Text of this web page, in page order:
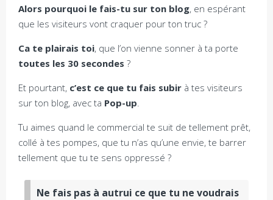
Alors pourquoi le fais-tu sur ton blog, en espérant
que les visiteurs vont craquer pour ton truc ?
Ca te plairais toi, que l’on vienne sonner à ta porte
toutes les 30 secondes ?
Et pourtant, c’est ce que tu fais subir à tes visiteurs
sur ton blog, avec ta Pop-up.
Tu aimes quand le commercial te suit de tellement prêt,
collé à tes pompes, que tu n’as qu’une envie, te barrer
tellement que tu te sens oppressé ?
Ne fais pas à autrui ce que tu ne voudrais